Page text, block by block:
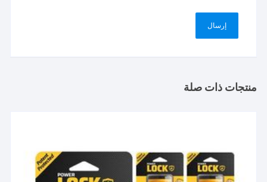
منتجات ذات صلة